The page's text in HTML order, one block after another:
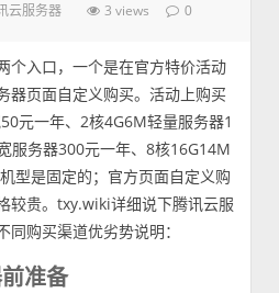
云服务器 3 views 0
个入口，一个是在官方特价活动
器页面自定义购买。活动上购买
元一年、2核4G6M轻量服务器1
服务器300元一年、8核16G14M
型是固定的；官方页面自定义购
较贵。txy.wiki详细说下腾讯云服
购买渠道优劣势说明：
准备